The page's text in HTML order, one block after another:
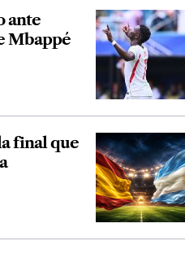
ante
Mbappé
final que